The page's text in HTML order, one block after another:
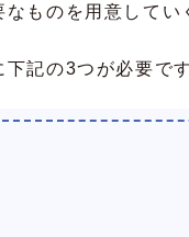
ものを用意してい
記の3つが必要です